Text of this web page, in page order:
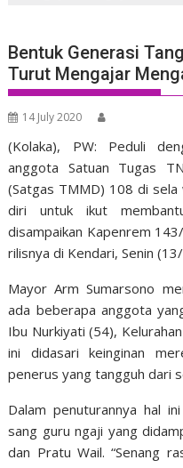
Bentuk Generasi
Turut Mengajar
14 July 2020
(Kolaka), PW: Peduli
anggota Satuan Tugas
(Satgas TMMD) 108 di
diri untuk ikut
disampaikan Kapenrem
rilisnya di Kendari, Senin
Mayor Arm Sumarsono
ada beberapa anggota
Ibu Nurkiyati (54),
ini didasari keinginan
penerus yang tangguh dari
Dalam penuturannya hal
sang guru ngaji yang
dan Pratu Wail. “Senang